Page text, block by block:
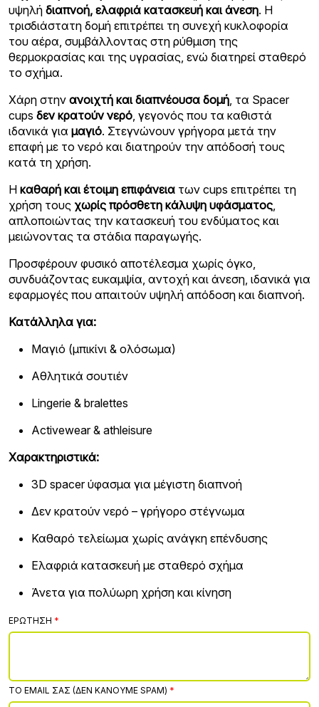
υψηλή διαπνοή, ελαφριά κατασκευή και άνεση. Η
τρισδιάστατη δομή επιτρέπει τη συνεχή κυκλοφορία
του αέρα, συμβάλλοντας στη ρύθμιση της
θερμοκρασίας και της υγρασίας, ενώ διατηρεί σταθερό
το σχήμα.
Χάρη στην ανοιχτή και διαπνέουσα δομή, τα Spacer
cups δεν κρατούν νερό, γεγονός που τα καθιστά
ιδανικά για μαγιό. Στεγνώνουν γρήγορα μετά την
επαφή με το νερό και διατηρούν την απόδοσή τους
κατά τη χρήση.
Η καθαρή και έτοιμη επιφάνεια των cups επιτρέπει τη
χρήση τους χωρίς πρόσθετη κάλυψη υφάσματος,
απλοποιώντας την κατασκευή του ενδύματος και
μειώνοντας τα στάδια παραγωγής.
Προσφέρουν φυσικό αποτέλεσμα χωρίς όγκο,
συνδυάζοντας ευκαμψία, αντοχή και άνεση, ιδανικά για
εφαρμογές που απαιτούν υψηλή απόδοση και διαπνοή.
Κατάλληλα για:
Μαγιό (μπικίνι & ολόσωμα)
Αθλητικά σουτιέν
Lingerie & bralettes
Activewear & athleisure
Χαρακτηριστικά:
3D spacer ύφασμα για μέγιστη διαπνοή
Δεν κρατούν νερό – γρήγορο στέγνωμα
Καθαρό τελείωμα χωρίς ανάγκη επένδυσης
Ελαφριά κατασκευή με σταθερό σχήμα
Άνετα για πολύωρη χρήση και κίνηση
ΕΡΏΤΗΣΗ
ΤΟ EMAIL ΣΑΣ (ΔΕΝ ΚΆΝΟΥΜΕ SPAM)